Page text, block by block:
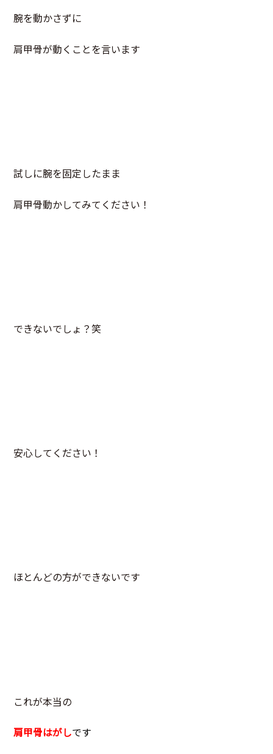
腕を動かさずに
肩甲骨が動くことを言います
試しに腕を固定したまま
肩甲骨動かしてみてください！
できないでしょ？笑
安心してください！
ほとんどの方ができないです
これが本当の
肩甲骨はがしです